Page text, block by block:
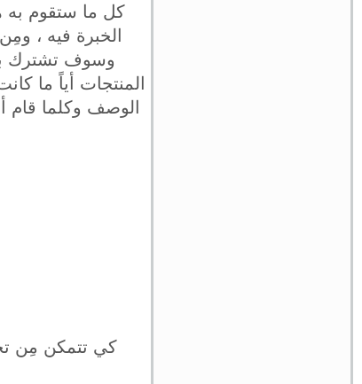
كل ما ستقوم
الخبرة فيه ،
وسوف تشترك
المنتجات أياً ما
الوصف وكلما
كي تتمكن مِن